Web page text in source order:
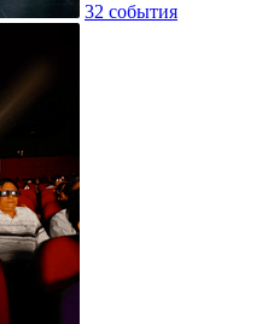
32 события